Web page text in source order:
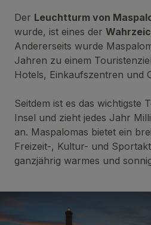
Der Leuchtturm von
wurde, ist eines der
Andererseits wurde
Jahren zu einem
Hotels, Einkaufszentren und
Seitdem ist es das wichtigste
Insel und zieht jedes Jahr
an. Maspalomas bietet ein
Freizeit-, Kultur- und
ganzjährig warmes und